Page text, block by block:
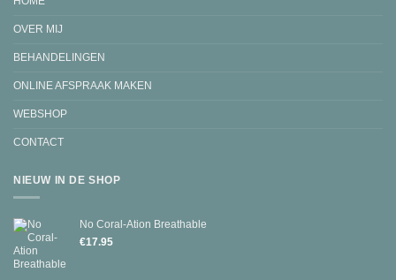
OVER MIJ
BEHANDELINGEN
ONLINE AFSPRAAK MAKEN
WEBSHOP
CONTACT
NIEUW IN DE SHOP
No Coral-Ation Breathable
€17.95